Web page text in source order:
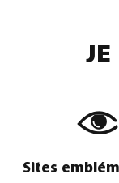
Sites